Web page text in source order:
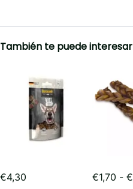
También te puede interesar
€4,30 €1,70 - €